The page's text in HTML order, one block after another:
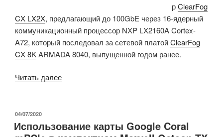
рClearFog
CX LX2X, предлагающий до 100GbE через 16-ядерный
коммуникационный процессор NXP LX2160A Cortex-
A72, который последовал за сетевой платойClearFog
CX 8KARMADA 8040, выпущенной годом ранее.
Читать далее«Сетевой
CN9K
ОПУБЛИКОВАНО
04/07/2020
Использование карты Google Coral